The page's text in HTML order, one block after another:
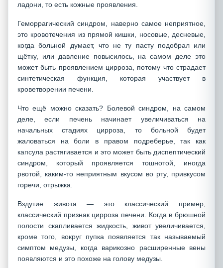
ладони, то есть кожные проявления.
Геморрагический синдром, наверно самое неприятное,
это кровотечения из прямой кишки, носовые, десневые,
когда больной думает, что не ту пасту подобрал или
щётку, или давление повысилось, на самом деле это
может быть проявлением цирроза, потому что страдает
синтетическая функция, которая участвует в
кроветворении печени.
Что ещё можно сказать? Болевой синдром, на самом
деле, если печень начинает увеличиваться на
начальных стадиях цирроза, то больной будет
жаловаться на боли в правом подреберье, так как
капсула растягивается и это может быть диспептический
синдром, который проявляется тошнотой, иногда
рвотой, каким-то неприятным вкусом во рту, привкусом
горечи, отрыжка.
Вздутие живота — это классический пример,
классический признак цирроза печени. Когда в брюшной
полости скапливается жидкость, живот увеличивается,
кроме того, вокруг пупка появляется так называемый
симптом медузы, когда варикозно расширенные вены
появляются и это похоже на голову медузы.